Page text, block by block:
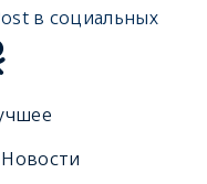
в социальных